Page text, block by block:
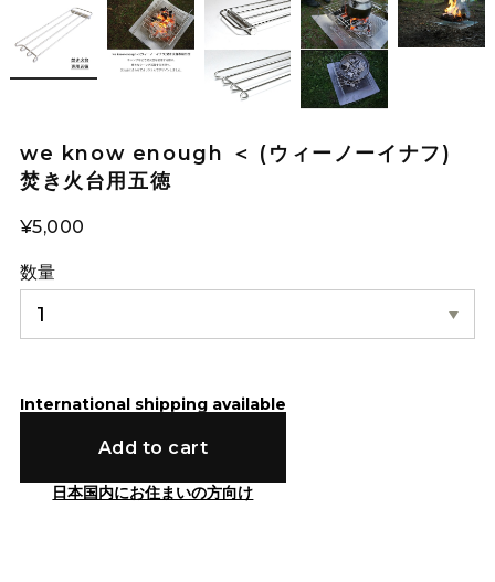
we know enough ＜ (ウィーノーイナフ)
焚き火台用五徳
¥5,000
数量
International shipping available
Add to cart
日本国内にお住まいの方向け